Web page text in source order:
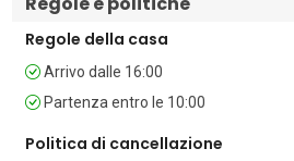
Camere da letto
La camera da letto è arredata con un
letto matrimoniale e un armadio per la
Regole della casa
Arrivo dalle 16:00
Partenza entro le 10:00
Politica di cancellazione